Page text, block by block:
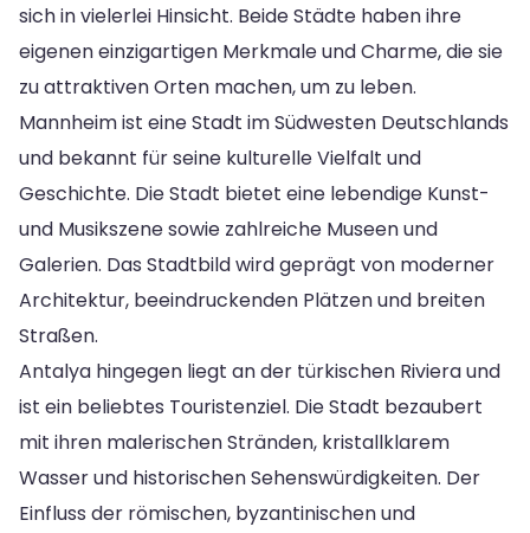
sich in vielerlei Hinsicht. Beide Städte haben ihre
eigenen einzigartigen Merkmale und Charme, die sie
zu attraktiven Orten machen, um zu leben.
Mannheim ist eine Stadt im Südwesten Deutschlands
und bekannt für seine kulturelle Vielfalt und
Geschichte. Die Stadt bietet eine lebendige Kunst-
und Musikszene sowie zahlreiche Museen und
Galerien. Das Stadtbild wird geprägt von moderner
Architektur, beeindruckenden Plätzen und breiten
Straßen.
Antalya hingegen liegt an der türkischen Riviera und
ist ein beliebtes Touristenziel. Die Stadt bezaubert
mit ihren malerischen Stränden, kristallklarem
Wasser und historischen Sehenswürdigkeiten. Der
Einfluss der römischen, byzantinischen und